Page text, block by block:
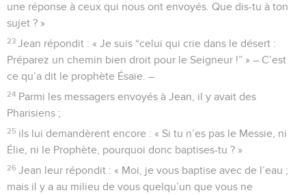
une réponse à ceux qui nous ont envoyés. Que dis-tu à ton
sujet ? »
23 Jean répondit : « Je suis “celui qui crie dans le désert :
Préparez un chemin bien droit pour le Seigneur !” » – C’est
ce qu’a dit le prophète Ésaïe. –
24 Parmi les messagers envoyés à Jean, il y avait des
Pharisiens ;
25 ils lui demandèrent encore : « Si tu n’es pas le Messie, ni
Élie, ni le Prophète, pourquoi donc baptises-tu ? »
26 Jean leur répondit : « Moi, je vous baptise avec de l’eau ;
mais il y a au milieu de vous quelqu’un que vous ne